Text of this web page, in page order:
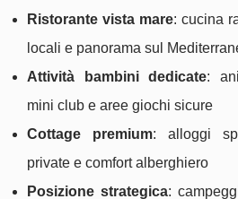
Ristorante vista mare: cucina
locali e panorama sul
Attività bambini dedicate:
mini club e aree giochi sicure
Cottage premium: alloggi
private e comfort alberghiero
Posizione strategica: